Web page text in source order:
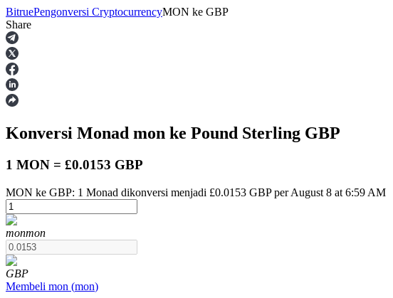
Berjangka
USDT Berjangka
Kontrak berjangka menggunakan USDT sebagai jaminannya
BitruePengonversi CryptocurrencyMON ke GBP
Share
Konversi Monad mon ke Pound Sterling GBP
1 MON = £0.0153 GBP
MON ke GBP: 1 Monad dikonversi menjadi £0.0153 GBP per August 8 at 6:59 AM
monmon
GBP
Membeli mon (mon)